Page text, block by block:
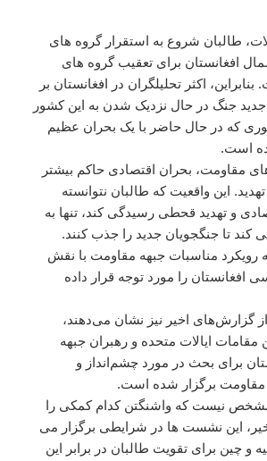
طالبان شروع به استقرار گروه های
افغانستان برای تعقیب گروه های
اکثر تحلیلگران در افغانستان بر
جدید جنگ در حال نزدیک شدن به این کشور
که در حال حاضر با یک بحران عظیم
است.
مقاومت، بحران اقتصادی حاکم بیشتر
این واقعیت که طالبان نتوانسته
و تهدید قحطی رسیدگی کند، تنها به
کند تا جنگجویان جدید را جذب کنند.
رویکرد مناسبات جبهه مقاومت با نقش
افغانستان را مورد توجه قرار داده
گزارش‌های اخیر نیز نشان می‌دهند،
ایالات متحده و رهبران جبهه
برای بحث در مورد چشم‌انداز و
مقاومت برگزار شده است.
نیست که واشنگتن کدام کمکی را
خیر، این نشست ها در شرایطی برگزار می
و چین برای تقویت طالبان در برابر این